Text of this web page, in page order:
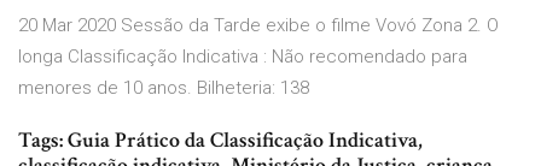
20 Mar 2020 Sessão da Tarde exibe o filme Vovó Zona 2. O
longa Classificação Indicativa : Não recomendado para
menores de 10 anos. Bilheteria: 138
Tags: Guia Prático da Classificação Indicativa,